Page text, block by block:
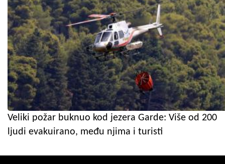
Veliki požar buknuo kod jezera Garde: Više od 200
ljudi evakuirano, među njima i turisti